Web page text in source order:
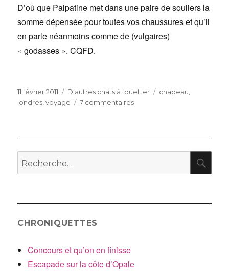
D’où que Palpatine met dans une paire de souliers la
somme dépensée pour toutes vos chaussures et qu’il
en parle néanmoins comme de (vulgaires)
« godasses ». CQFD.
Publié
le
11 février 2011 Catégories
D'autres chats à fouetter Étiquettes
chapeau,
londres,voyage 7 commentairessur
Recherche
pour
CHRONIQUETTES
Concours et qu’on en finisse
Escapade sur la côte d’Opale